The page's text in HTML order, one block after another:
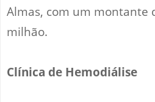
Almas, com um montante
milhão.
Clínica de Hemodiálise